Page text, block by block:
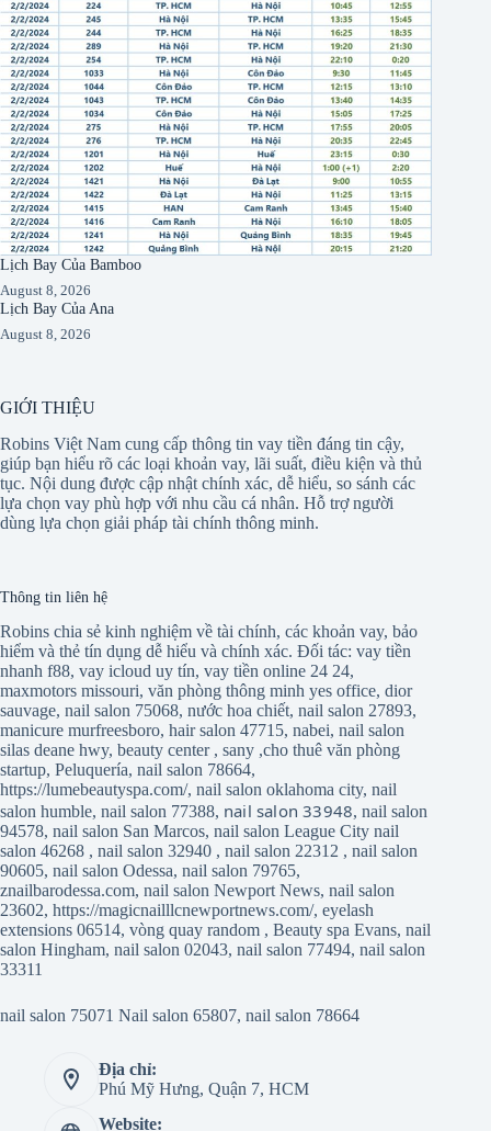
Lịch Bay Của Bamboo
August 8, 2026
Lịch Bay Của Ana
August 8, 2026
GIỚI THIỆU
Robins Việt Nam cung cấp thông tin vay tiền đáng tin cậy,
giúp bạn hiểu rõ các loại khoản vay, lãi suất, điều kiện và thủ
tục. Nội dung được cập nhật chính xác, dễ hiểu, so sánh các
lựa chọn vay phù hợp với nhu cầu cá nhân. Hỗ trợ người
dùng lựa chọn giải pháp tài chính thông minh.
Thông tin liên hệ
Robins chia sẻ kinh nghiệm về tài chính, các khoản vay, bảo
hiểm và thẻ tín dụng dễ hiểu và chính xác. Đối tác: vay tiền
nhanh f88, vay icloud uy tín, vay tiền online 24 24,
maxmotors missouri, văn phòng thông minh yes office, dior
sauvage, nail salon 75068, nước hoa chiết, nail salon 27893,
manicure murfreesboro, hair salon 47715, nabei, nail salon
silas deane hwy, beauty center, sany ,cho thuê văn phòng
startup, Peluquería, nail salon 78664,
https://lumebeautyspa.com/, nail salon oklahoma city, nail
salon humble, nail salon 77388, nail salon 33948,nail salon
94578, nail salon San Marcos, nail salon League City nail
salon 46268 , nail salon 32940 , nail salon 22312 , nail salon
90605, nail salon Odessa, nail salon 79765,
znailbarodessa.com, nail salon Newport News, nail salon
23602, https://magicnailllcnewportnews.com/, eyelash
extensions 06514, vòng quay random , Beauty spa Evans, nail
salon Hingham, nail salon 02043, nail salon 77494, nail salon
33311
nail salon 75071 Nail salon 65807, nail salon 78664
Địa chỉ:
Phú Mỹ Hưng, Quận 7, HCM
Website: